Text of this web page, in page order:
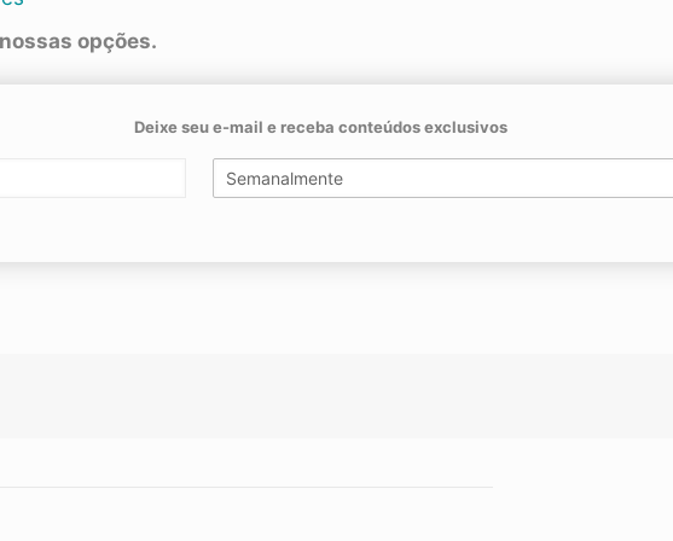
opções.
Deixe seu e-mail e receba conteúdos exclusivos